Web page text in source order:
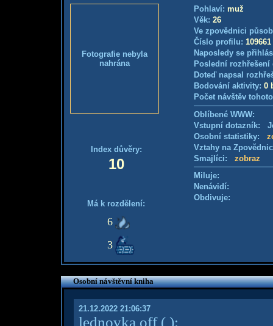
Fotografie nebyla
nahrána
Index důvěry:
10
Má k rozdělení:
6
3
Pohlaví: muž
Věk: 26
Ve zpovědnici
Číslo profilu: 109661
Naposledy se
Poslední
Doteď napsal
Bodování aktivity: 0
Počet návštěv
Oblíbené WWW:
Vstupní dotazník:
Osobní statistiky:
Vztahy na
Smajlíci: zobraz
Miluje:
Nenávidí:
Obdivuje:
Osobní návštěvní kniha
21.12.2022 21:06:37
lednovka off( ):